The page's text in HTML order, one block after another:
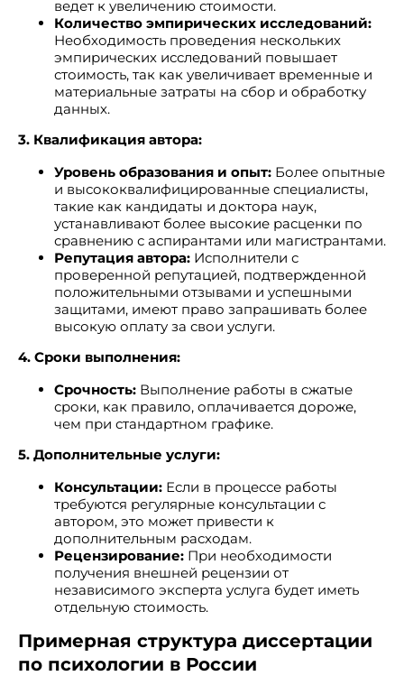
ведет к увеличению стоимости.
Количество эмпирических исследований:
Необходимость проведения нескольких
эмпирических исследований повышает
стоимость, так как увеличивает временные и
материальные затраты на сбор и обработку
данных.
3. Квалификация автора:
Уровень образования и опыт: Более опытные
и высококвалифицированные специалисты,
такие как кандидаты и доктора наук,
устанавливают более высокие расценки по
сравнению с аспирантами или магистрантами.
Репутация автора: Исполнители с
проверенной репутацией, подтвержденной
положительными отзывами и успешными
защитами, имеют право запрашивать более
высокую оплату за свои услуги.
4. Сроки выполнения:
Срочность: Выполнение работы в сжатые
сроки, как правило, оплачивается дороже,
чем при стандартном графике.
5. Дополнительные услуги:
Консультации: Если в процессе работы
требуются регулярные консультации с
автором, это может привести к
дополнительным расходам.
Рецензирование: При необходимости
получения внешней рецензии от
независимого эксперта услуга будет иметь
отдельную стоимость.
Примерная структура диссертации
по психологии в России